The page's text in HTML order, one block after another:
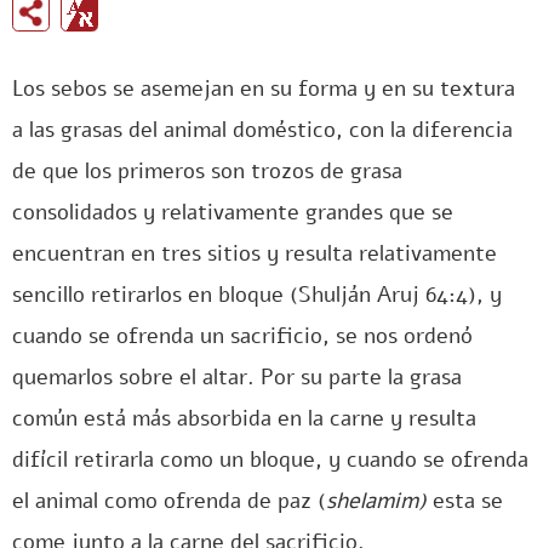
ru
Los sebos se asemejan en su forma y en su textura
a las grasas del animal doméstico, con la diferencia
de que los primeros son trozos de grasa
consolidados y relativamente grandes que se
encuentran en tres sitios y resulta relativamente
sencillo retirarlos en bloque (Shulján Aruj 64:4), y
cuando se ofrenda un sacrificio, se nos ordenó
quemarlos sobre el altar. Por su parte la grasa
común está más absorbida en la carne y resulta
difícil retirarla como un bloque, y cuando se ofrenda
el animal como ofrenda de paz (shelamim) esta se
come junto a la carne del sacrificio.